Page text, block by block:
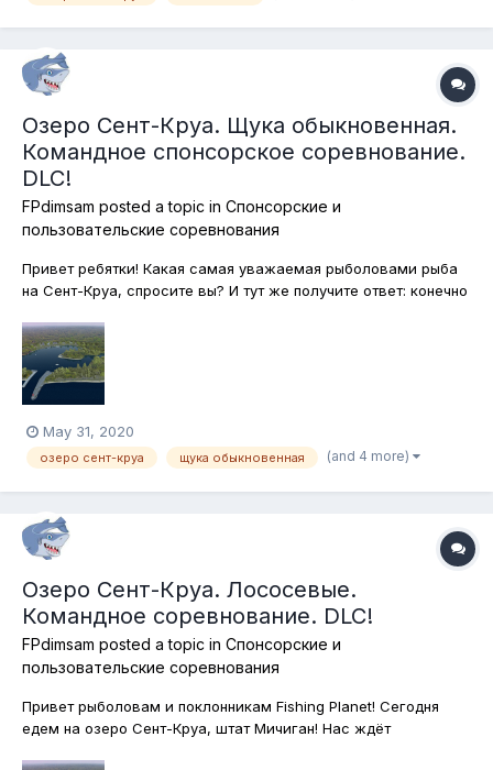
Озеро Сент-Круа. Щука обыкновенная.
Командное спонсорское соревнование.
DLC!
FPdimsam posted a topic in Спонсорские и
пользовательские соревнования
Привет ребятки! Какая самая уважаемая рыболовами рыба
на Сент-Круа, спросите вы? И тут же получите ответ: конечно
щукой, которую на Западе называют "северной". Лодки и
каяки используйте на здоровье, а вот подставками для
удилищ пользоватьс...
May 31, 2020
озеро сент-круа щука обыкновенная (and 4 more)
Озеро Сент-Круа. Лососевые.
Командное соревнование. DLC!
FPdimsam posted a topic in Спонсорские и
пользовательские соревнования
Привет рыболовам и поклонникам Fishing Planet! Сегодня
едем на озеро Сент-Круа, штат Мичиган! Нас ждёт